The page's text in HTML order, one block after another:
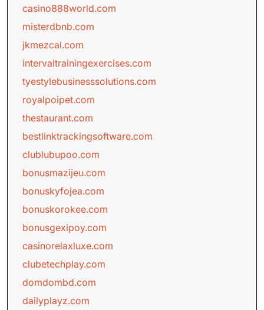
casino888world.com
misterdbnb.com
jkmezcal.com
intervaltrainingexercises.com
tyestylebusinesssolutions.com
royalpoipet.com
thestaurant.com
bestlinktrackingsoftware.com
clublubupoo.com
bonusmazijeu.com
bonuskyfojea.com
bonuskorokee.com
bonusgexipoy.com
casinorelaxluxe.com
clubetechplay.com
domdombd.com
dailyplayz.com